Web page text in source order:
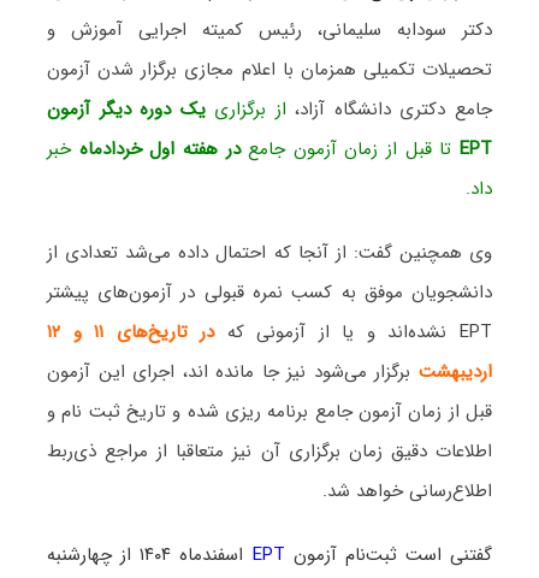
دکتر سودابه سلیمانی، رئیس کمیته اجرایی آموزش و
تحصیلات تکمیلی همزمان با اعلام مجازی برگزار شدن آزمون
جامع دکتری دانشگاه آزاد، از برگزاری یک دوره دیگر آزمون
EPTتا قبل از زمان آزمون جامعدر هفته اول خردادماه خبر
داد.
وی همچنین گفت: از آنجا که احتمال داده می‌شد تعدادی از
دانشجویان موفق به کسب نمره قبولی در آزمون‌های پیشتر
EPT نشده‌اند و یا از آزمونی که
در تاریخ‌های ۱۱ و ۱۲
اردیبهشتبرگزار می‌شود نیز جا مانده اند، اجرای این آزمون
قبل از زمان آزمون جامع برنامه ریزی شده و تاریخ ثبت نام و
اطلاعات دقیق زمان برگزاری آن نیز متعاقبا از مراجع ذی‌ربط
اطلاع‌رسانی خواهد شد.
گفتنی است ثبت‌نام آزمون EPT اسفندماه ۱۴۰۴
از چهارشنبه